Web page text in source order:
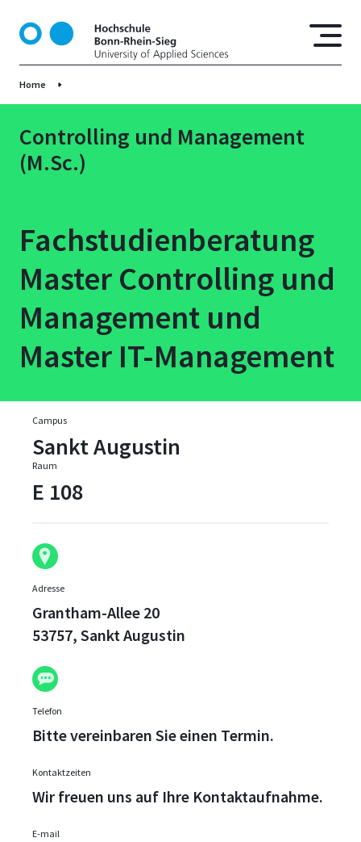
t
Home
Controlling und Management
(M.Sc.)
Fachstudienberatung
Master Controlling und
Management und
Master IT-Management
Campus
Sankt Augustin
Raum
E 108
Adresse
Grantham-Allee 20
53757, Sankt Augustin
Telefon
Bitte vereinbaren Sie einen Termin.
Kontaktzeiten
Wir freuen uns auf Ihre Kontaktaufnahme.
E-mail